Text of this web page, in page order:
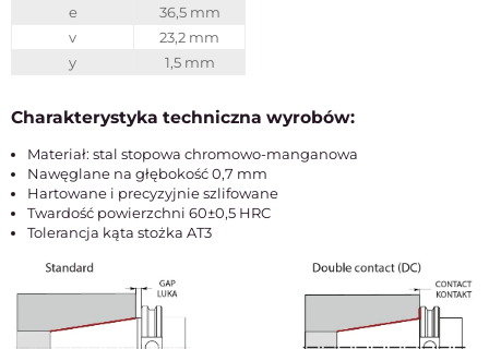
e
36,5 mm
v
23,2 mm
y
1,5 mm
Charakterystyka techniczna wyrobów:
Materiał: stal stopowa chromowo-manganowa
Nawęglane na głębokość 0,7 mm
Hartowane i precyzyjnie szlifowane
Twardość powierzchni 60±0,5 HRC
Tolerancja kąta stożka AT3